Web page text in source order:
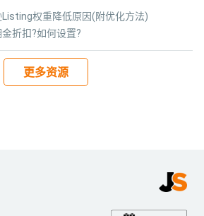
折扣?如何设置?
权重降低原因(附优化方法)
更多资源